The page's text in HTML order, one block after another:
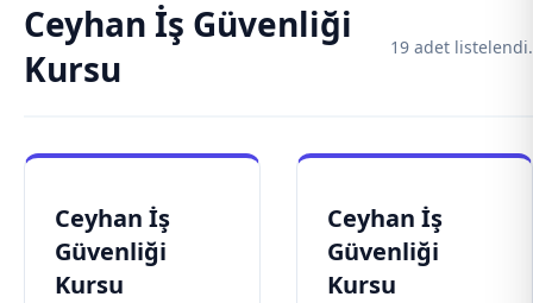
Ceyhan İş Güvenliği
Kursu
19 adet listelendi.
Ceyhan İş
Güvenliği
Kursu
Ceyhan İş
Güvenliği
Kursu